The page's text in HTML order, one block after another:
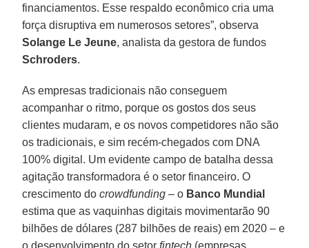
financiamentos. Esse respaldo econômico cria uma
força disruptiva em numerosos setores”, observa
Solange Le Jeune, analista da gestora de fundos
Schroders.
As empresas tradicionais não conseguem
acompanhar o ritmo, porque os gostos dos seus
clientes mudaram, e os novos competidores não são
os tradicionais, e sim recém-chegados com DNA
100% digital. Um evidente campo de batalha dessa
agitação transformadora é o setor financeiro. O
crescimento docrowdfunding – o Banco Mundial
estima que as vaquinhas digitais movimentarão 90
bilhões de dólares (287 bilhões de reais) em 2020 – e
o desenvolvimento do setor fintech (empresas